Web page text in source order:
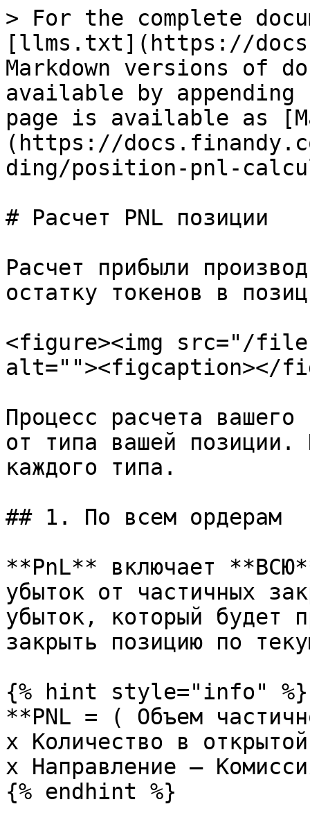
> For the complete
[llms.txt](https://
Markdown versions of
available by
page is available as
(https://
ding/position-pnl-
# Расчет PNL позиции
Расчет прибыли
остатку токенов в
<figure><img src="/
alt=""><figcaption></
Процесс расчета вашего
от типа вашей позиции.
каждого типа.
## 1. По всем ордерам
**PnL** включает
убыток от частичных
убыток, который будет
закрыть позицию по
{% hint style="info" %}
**PNL = ( Объем
х Количество в
x Направление –
{% endhint %}